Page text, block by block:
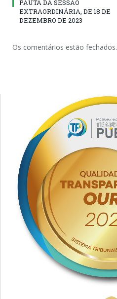
PAUTA DA SESSÃO
EXTRAORDINÁRIA, DE 18 DE
DEZEMBRO DE 2023
Os comentários estão fechados.